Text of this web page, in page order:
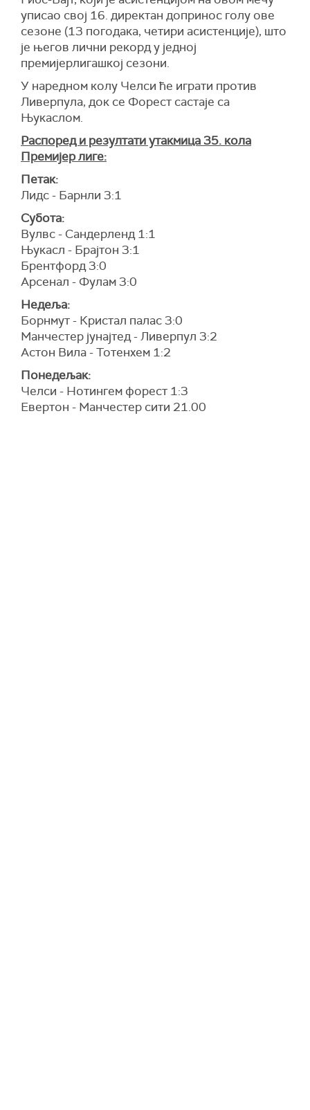
уписао свој 16. директан допринос голу ове
сезоне (13 погодака, четири асистенције), што
је његов лични рекорд у једној
премијерлигашкој сезони.
У наредном колу Челси ће играти против
Ливерпула, док се Форест састаје са
Њукаслом.
Распоред и резултати утакмица 35. кола
Премијер лиге:
Петак:
Лидс - Барнли 3:1
Субота:
Вулвс - Сандерленд 1:1
Њукасл - Брајтон 3:1
Брентфорд 3:0
Арсенал - Фулам 3:0
Недеља:
Борнмут - Кристал палас 3:0
Манчестер јунајтед - Ливерпул 3:2
Астон Вила - Тотенхем 1:2
Понедељак:
Челси - Нотингем форест 1:3
Евертон - Манчестер сити 21.00